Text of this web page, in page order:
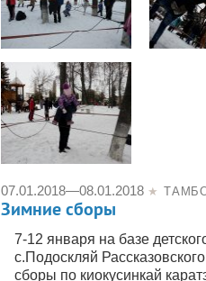
07.01.2018—08.01.2018★
Зимние сборы
7-12 января на базе
с.Подоскляй
сборы по киокусинкай